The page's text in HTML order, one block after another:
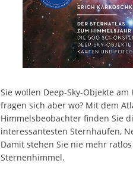
Sie wollen Deep-Sky-Objekte
fragen sich aber wo? Mit dem
Himmelsbeobachter finden Sie
interessantesten Sternhaufen,
Damit stehen Sie nie mehr
Sternenhimmel.